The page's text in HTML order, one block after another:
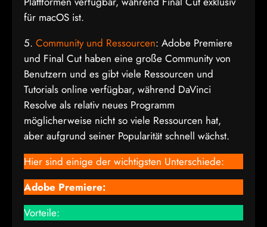
für macOS ist.
5. Community und Ressourcen: Adobe Premiere
und Final Cut haben eine große Community von
Benutzern und es gibt viele Ressourcen und
Tutorials online verfügbar, während DaVinci
Resolve als relativ neues Programm
möglicherweise nicht so viele Ressourcen hat,
aber aufgrund seiner Popularität schnell wächst.
Hier sind einige der wichtigsten Unterschiede:
Adobe Premiere:
Vorteile: